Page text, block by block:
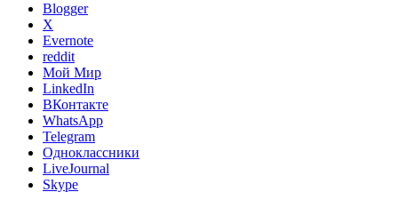
Blogger
X
Evernote
reddit
Мой Мир
LinkedIn
ВКонтакте
WhatsApp
Telegram
Одноклассники
LiveJournal
Skype